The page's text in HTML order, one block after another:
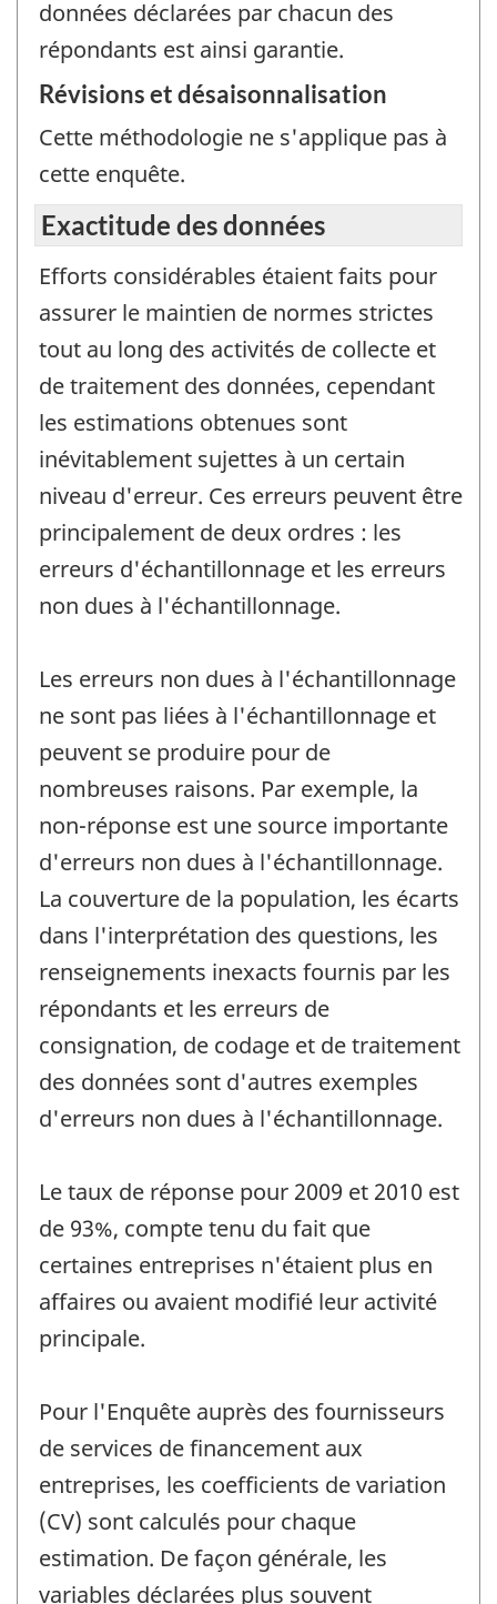
données déclarées par chacun des
répondants est ainsi garantie.
Révisions et désaisonnalisation
Cette méthodologie ne s'applique pas à
cette enquête.
Exactitude des données
Efforts considérables étaient faits pour
assurer le maintien de normes strictes
tout au long des activités de collecte et
de traitement des données, cependant
les estimations obtenues sont
inévitablement sujettes à un certain
niveau d'erreur. Ces erreurs peuvent être
principalement de deux ordres : les
erreurs d'échantillonnage et les erreurs
non dues à l'échantillonnage.
Les erreurs non dues à l'échantillonnage
ne sont pas liées à l'échantillonnage et
peuvent se produire pour de
nombreuses raisons. Par exemple, la
non-réponse est une source importante
d'erreurs non dues à l'échantillonnage.
La couverture de la population, les écarts
dans l'interprétation des questions, les
renseignements inexacts fournis par les
répondants et les erreurs de
consignation, de codage et de traitement
des données sont d'autres exemples
d'erreurs non dues à l'échantillonnage.
Le taux de réponse pour 2009 et 2010 est
de 93%, compte tenu du fait que
certaines entreprises n'étaient plus en
affaires ou avaient modifié leur activité
principale.
Pour l'Enquête auprès des fournisseurs
de services de financement aux
entreprises, les coefficients de variation
(CV) sont calculés pour chaque
estimation. De façon générale, les
variables déclarées plus souvent